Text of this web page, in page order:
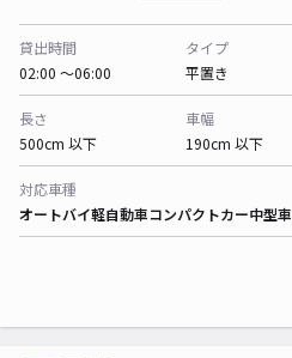
貸出時間
02:00 〜06:00
タイプ
平置き
長さ
500cm 以下
車幅
190cm 以下
対応車種
オートバイ軽自動車コンパクトカー中型車